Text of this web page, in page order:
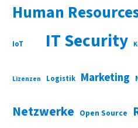
Human
IoT IT Security
Lizenzen Logistik Marketing
Netzwerke Open Source